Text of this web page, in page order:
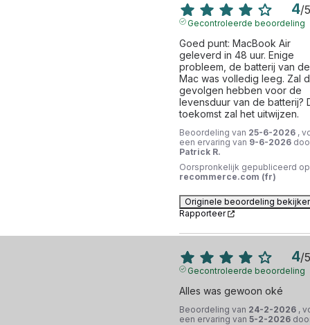
4/5
Gecontroleerde beoordeling
Goed punt: MacBook Air
geleverd in 48 uur. Enige
probleem, de batterij van de
Mac was volledig leeg. Zal
gevolgen hebben voor de
levensduur van de batterij?
toekomst zal het uitwijzen.
Beoordeling van 25-6-2026 ,
een ervaring van 9-6-2026
Patrick R.
Oorspronkelijk gepubliceerd op
recommerce.com (fr)
Originele beoordeling
Rapporteer
4/5
Gecontroleerde beoordeling
Alles was gewoon oké
Beoordeling van 24-2-2026 ,
een ervaring van 5-2-2026